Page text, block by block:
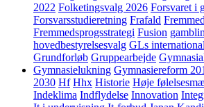
2022 Folketingsvalg 2026 Forsvaret i
Forsvarsstudieretning Frafald
Fremmedsprogsstrategi Fusion
hovedbestyrelsesvalg GLs
Grundforløb Gruppearbejde
Gymnasielukning Gymnasiereform
2030 Hf Hhx Historie Høje
Indeklima Indflydelse Innovation